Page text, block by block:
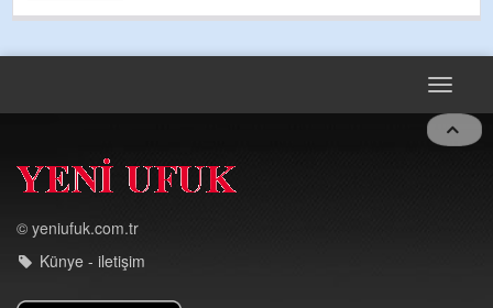
Toggle
© yeniufuk.com.tr
Künye - iletişim